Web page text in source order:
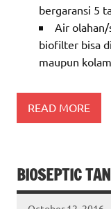
bergaransi 5
Air
biofilter bisa
maupun
READ MORE
BIOSEPTIC